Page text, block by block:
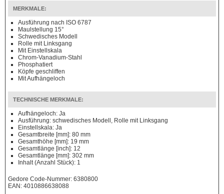
MERKMALE:
Ausführung nach ISO 6787
Maulstellung 15°
Schwedisches Modell
Rolle mit Linksgang
Mit Einstellskala
Chrom-Vanadium-Stahl
Phosphatiert
Köpfe geschliffen
Mit Aufhängeloch
TECHNISCHE MERKMALE:
Aufhängeloch: Ja
Ausführung: schwedisches Modell, Rolle mit Linksgang
Einstellskala: Ja
Gesamtbreite [mm]: 80 mm
Gesamthöhe [mm]: 19 mm
Gesamtlänge [inch]: 12
Gesamtlänge [mm]: 302 mm
Inhalt (Anzahl Stück): 1
Gedore Code-Nummer: 6380800
EAN: 4010886638088